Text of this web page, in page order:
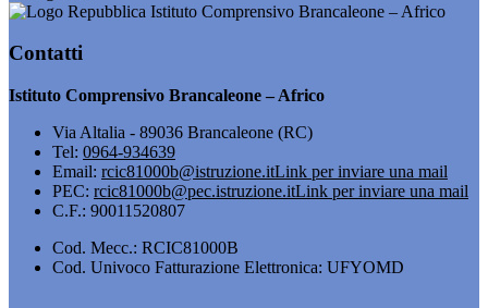
Istituto Comprensivo Brancaleone – Africo
Contatti
Istituto Comprensivo Brancaleone – Africo
Via Altalia - 89036 Brancaleone (RC)
Tel: 0964-934639
Email: rcic81000b@istruzione.itLink per inviare una mail
PEC: rcic81000b@pec.istruzione.itLink per inviare una mail
C.F.: 90011520807
Cod. Mecc.: RCIC81000B
Cod. Univoco Fatturazione Elettronica: UFYOMD